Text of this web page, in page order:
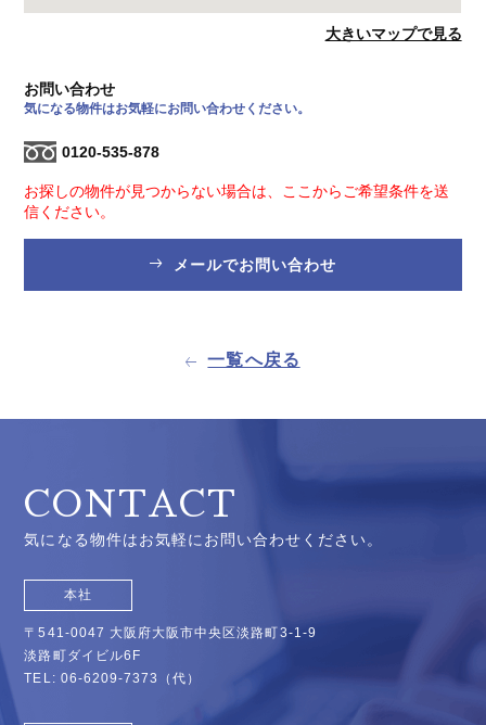
大きいマップで見る
お問い合わせ
気になる物件はお気軽にお問い合わせください。
0120-535-878
お探しの物件が見つからない場合は、ここからご希望条件を送
信ください。
メールでお問い合わせ
一覧へ戻る
CONTACT
気になる物件はお気軽にお問い合わせください。
本社
〒541-0047 大阪府大阪市中央区淡路町3-1-9
淡路町ダイビル6F
TEL: 06-6209-7373 （代）